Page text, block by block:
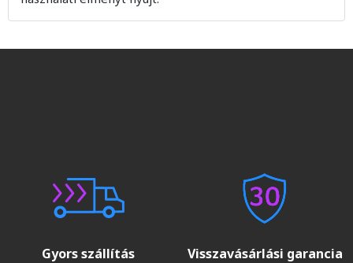
Gyors szállítás Visszavásárlási garancia